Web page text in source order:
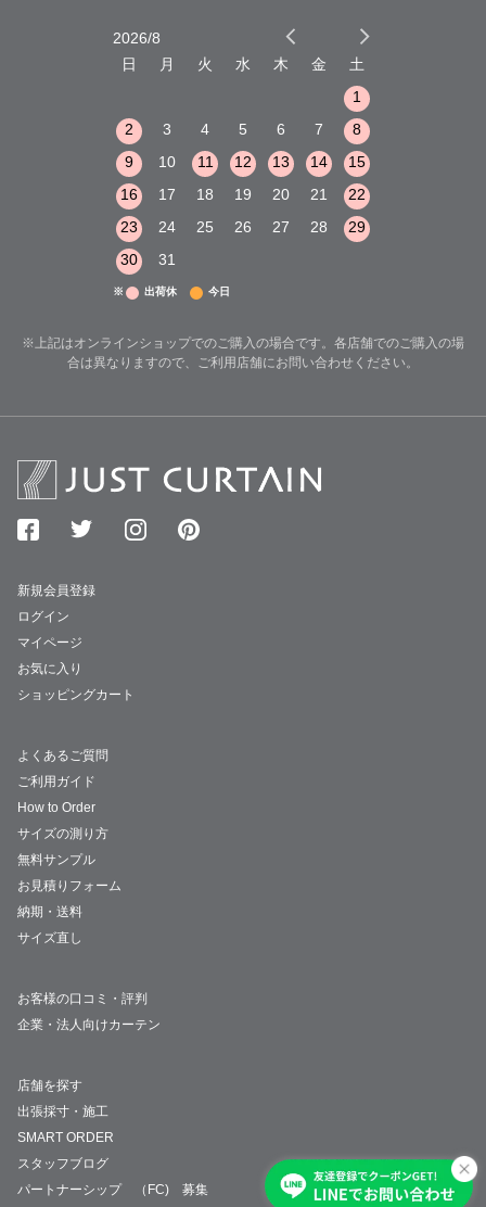
2026/8
日
月 火 水 木 金
土
1
2
3 4 5 6 7
8
9
10 11 12 13 14
15
16
17 18 19 20 21
22
23
24 25 26 27 28
29
30
31
※ 出荷休 今日
※上記はオンラインショップでのご購入の場合です。各店舗でのご購入の場
合は異なりますので、ご利用店舗にお問い合わせください。
新規会員登録
ログイン
マイページ
お気に入り
ショッピングカート
よくあるご質問
ご利用ガイド
How to Order
サイズの測り方
無料サンプル
お見積りフォーム
納期・送料
サイズ直し
お客様の口コミ・評判
企業・法人向けカーテン
店舗を探す
出張採寸・施工
SMART ORDER
スタッフブログ
パートナーシップ （FC) 募集